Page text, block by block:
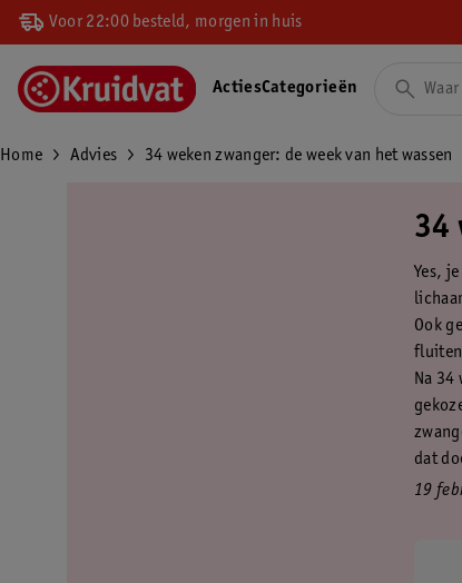
Voor 22:00 besteld, morgen in huis
ActiesCategorieën
Home Advies 34 weken zwanger: de week van het wassen
34
Yes,
Ook
Na
dat
19